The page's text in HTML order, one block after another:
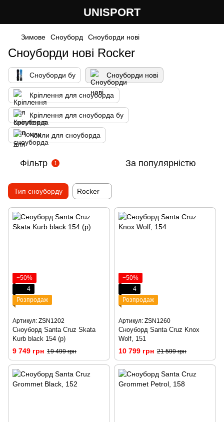
UNISPORT
Зимове Сноуборд Сноуборди нові
Сноуборди нові Rocker
Сноуборди бу Сноуборди нові
Кріплення для сноуборда
Кріплення для сноуборда бу
Чохли для сноуборда
Фільтр 1 За популярністю
Тип сноуборду Rocker
−50%
4
Розпродаж
Артикул: ZSN1202
Сноуборд Santa Cruz Skata
Kurb black 154 (р)
9 749 грн 19 499 грн
−50%
4
Розпродаж
Артикул: ZSN1260
Сноуборд Santa Cruz Knox
Wolf, 151
10 799 грн 21 599 грн